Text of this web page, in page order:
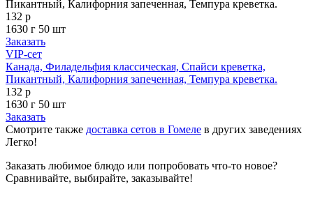
Пикантный, Калифорния запеченная, Темпура креветка.
132 р
1630 г 50 шт
Заказать
VIP-сет
Канада, Филадельфия классическая, Спайси креветка,
Пикантный, Калифорния запеченная, Темпура креветка.
132 р
1630 г 50 шт
Заказать
Смотрите также доставка сетов в Гомеле в других заведениях
Легко!
Заказать любимое блюдо или попробовать что-то новое?
Сравнивайте, выбирайте, заказывайте!